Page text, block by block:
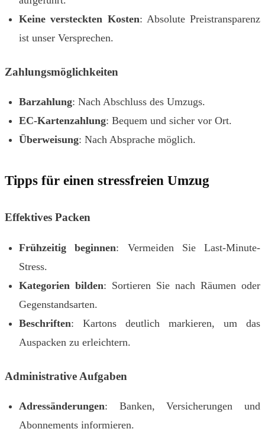
Keine versteckten Kosten: Absolute Preistransparenz
ist unser Versprechen.
Zahlungsmöglichkeiten
Barzahlung: Nach Abschluss des Umzugs.
EC-Kartenzahlung: Bequem und sicher vor Ort.
Überweisung: Nach Absprache möglich.
Tipps für einen stressfreien Umzug
Effektives Packen
Frühzeitig beginnen: Vermeiden Sie Last-Minute-
Stress.
Kategorien bilden: Sortieren Sie nach Räumen oder
Gegenstandsarten.
Beschriften: Kartons deutlich markieren, um das
Auspacken zu erleichtern.
Administrative Aufgaben
Adressänderungen: Banken, Versicherungen und
Abonnements informieren.